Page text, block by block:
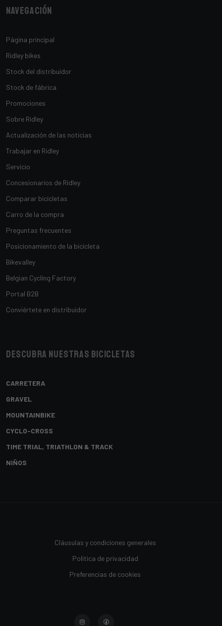
Navegación
Página principal
Ridley bikes
Stock del distribuidor
Stock de fábrica
Promociones
Sobre Ridley
Actualización de las noticias
Trabajar en Ridley
Servicio
Concesionarios de Ridley
Comparar bicicletas
Carro de la compra
Preguntas frecuentes
Posicionamiento de la bicicleta
Bikevalley
Belgian Cycling Factory
Portal B2B
Conviértete en distribuidor
Descubra nuestras bicicletas
CARRETERA
GRAVEL
MOUNTAINBIKE
CYCLO-CROSS
TIME TRIAL, TRIATHLON & TRACK
NIÑOS
Cláusulas y condiciones generales
Política de privacidad
Preferencias de cookies